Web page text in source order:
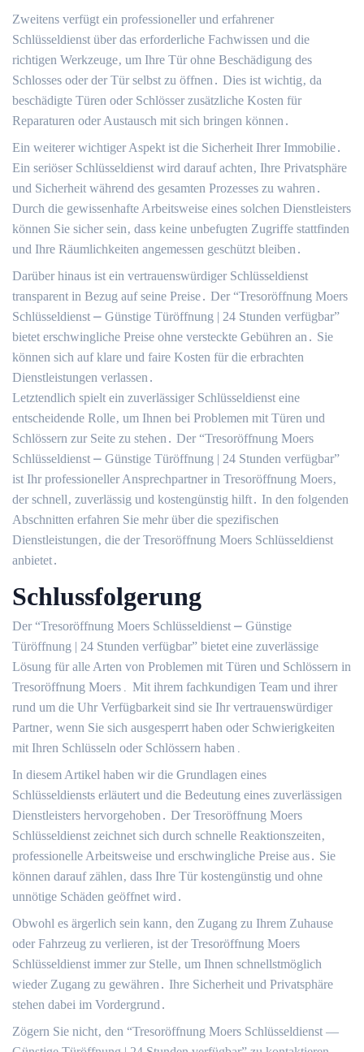
Zweitens verfügt ein professioneller und erfahrener
Schlüsseldienst über das erforderliche Fachwissen und die
richtigen Werkzeuge‚ um Ihre Tür ohne Beschädigung des
Schlosses oder der Tür selbst zu öffnen․ Dies ist wichtig‚ da
beschädigte Türen oder Schlösser zusätzliche Kosten für
Reparaturen oder Austausch mit sich bringen können․
Ein weiterer wichtiger Aspekt ist die Sicherheit Ihrer Immobilie․
Ein seriöser Schlüsseldienst wird darauf achten‚ Ihre Privatsphäre
und Sicherheit während des gesamten Prozesses zu wahren․
Durch die gewissenhafte Arbeitsweise eines solchen Dienstleisters
können Sie sicher sein‚ dass keine unbefugten Zugriffe stattfinden
und Ihre Räumlichkeiten angemessen geschützt bleiben․
Darüber hinaus ist ein vertrauenswürdiger Schlüsseldienst
transparent in Bezug auf seine Preise․ Der “Tresoröffnung Moers
Schlüsseldienst ⎼ Günstige Türöffnung | 24 Stunden verfügbar”
bietet erschwingliche Preise ohne versteckte Gebühren an․ Sie
können sich auf klare und faire Kosten für die erbrachten
Dienstleistungen verlassen․
Letztendlich spielt ein zuverlässiger Schlüsseldienst eine
entscheidende Rolle‚ um Ihnen bei Problemen mit Türen und
Schlössern zur Seite zu stehen․ Der “Tresoröffnung Moers
Schlüsseldienst ⎼ Günstige Türöffnung | 24 Stunden verfügbar”
ist Ihr professioneller Ansprechpartner in Tresoröffnung Moers‚
der schnell‚ zuverlässig und kostengünstig hilft․ In den folgenden
Abschnitten erfahren Sie mehr über die spezifischen
Dienstleistungen‚ die der Tresoröffnung Moers Schlüsseldienst
anbietet․
Schlussfolgerung
Der “Tresoröffnung Moers Schlüsseldienst ⎼ Günstige
Türöffnung | 24 Stunden verfügbar” bietet eine zuverlässige
Lösung für alle Arten von Problemen mit Türen und Schlössern in
Tresoröffnung Moers․ Mit ihrem fachkundigen Team und ihrer
rund um die Uhr Verfügbarkeit sind sie Ihr vertrauenswürdiger
Partner‚ wenn Sie sich ausgesperrt haben oder Schwierigkeiten
mit Ihren Schlüsseln oder Schlössern haben․
In diesem Artikel haben wir die Grundlagen eines
Schlüsseldiensts erläutert und die Bedeutung eines zuverlässigen
Dienstleisters hervorgehoben․ Der Tresoröffnung Moers
Schlüsseldienst zeichnet sich durch schnelle Reaktionszeiten‚
professionelle Arbeitsweise und erschwingliche Preise aus․ Sie
können darauf zählen‚ dass Ihre Tür kostengünstig und ohne
unnötige Schäden geöffnet wird․
Obwohl es ärgerlich sein kann‚ den Zugang zu Ihrem Zuhause
oder Fahrzeug zu verlieren‚ ist der Tresoröffnung Moers
Schlüsseldienst immer zur Stelle‚ um Ihnen schnellstmöglich
wieder Zugang zu gewähren․ Ihre Sicherheit und Privatsphäre
stehen dabei im Vordergrund․
Zögern Sie nicht‚ den “Tresoröffnung Moers Schlüsseldienst —